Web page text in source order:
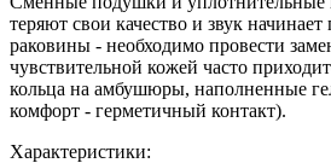
теряют свои качество и звук
раковины - необходимо провести
чувствительной кожей часто
кольца на амбушюры, наполненные
комфорт - герметичный контакт).
Характеристики: